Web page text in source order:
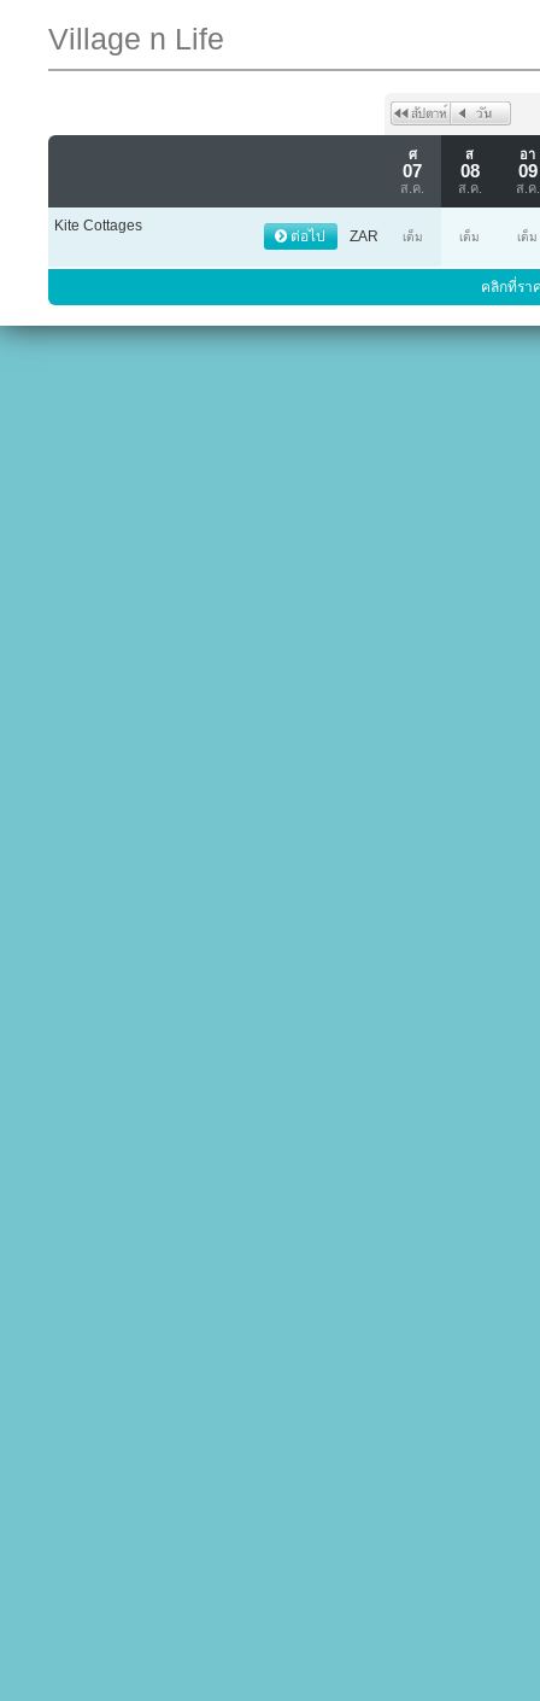
Village n Life
ศ
07
ส.ค.
ส
08
ส.ค.
อา
09
ส.ค.
Kite Cottages
ต่อไป ZAR เต็ม เต็ม เต็ม
คลิกที่รา